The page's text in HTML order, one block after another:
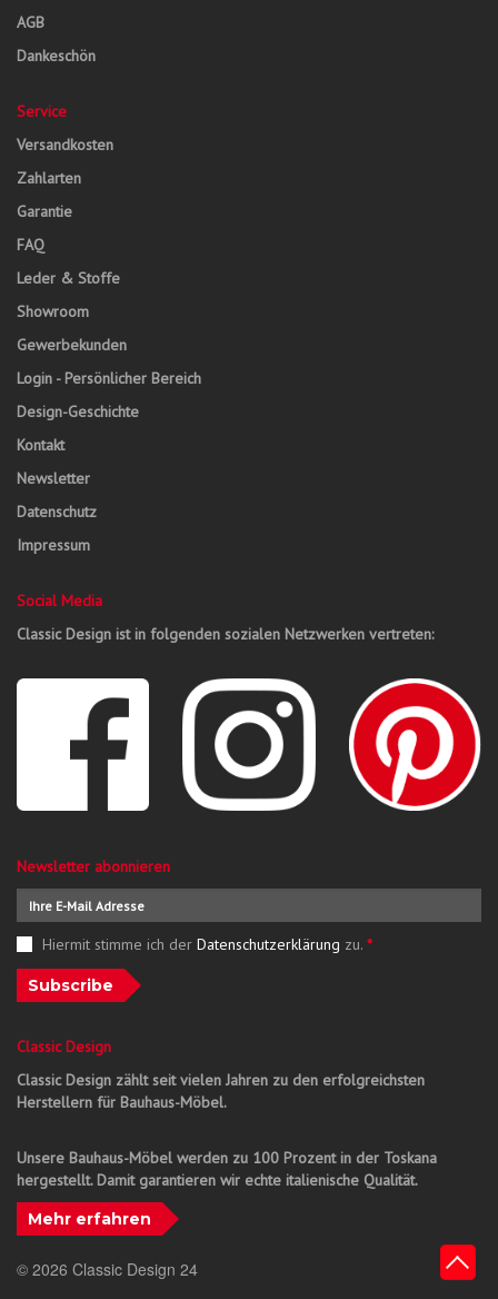
AGB
Dankeschön
Service
Versandkosten
Zahlarten
Garantie
FAQ
Leder & Stoffe
Showroom
Gewerbekunden
Login - Persönlicher Bereich
Design-Geschichte
Kontakt
Newsletter
Datenschutz
Impressum
Social Media
Classic Design ist in folgenden sozialen Netzwerken vertreten:
Newsletter abonnieren
Hiermit stimme ich der Datenschutzerklärung zu. *
Subscribe
Classic Design
Classic Design zählt seit vielen Jahren zu den erfolgreichsten
Herstellern für Bauhaus-Möbel.
Unsere Bauhaus-Möbel werden zu 100 Prozent in der Toskana
hergestellt. Damit garantieren wir echte italienische Qualität.
Mehr erfahren
© 2026 Classic Design 24